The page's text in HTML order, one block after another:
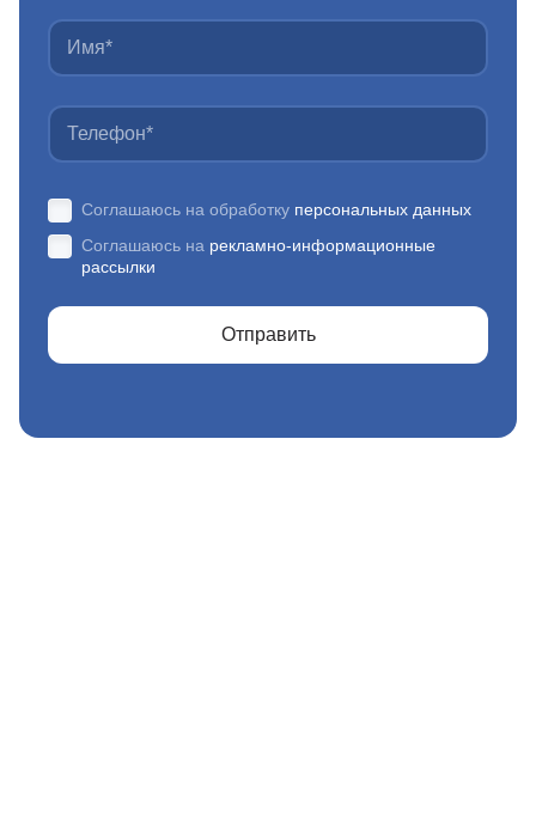
Соглашаюсь на обработку персональных данных
Соглашаюсь на рекламно-информационные
рассылки
Отправить